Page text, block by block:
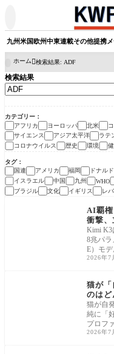
九州米国欧州中東連載その他提携
ホーム 検索結果: ADF
検索結果
カテゴリー
アフリカ
ヨーロッパ 北米
サイエンス
アジア太平洋 ラテ
コロナウイルス
歴史 環境
タグ
国連
アメリカ 福岡 ドナル
イスラエル
中国 九州 WHO
ブラジル
文化 イギリス レ
コラム
AI覇
衝撃、
Kimi K3
8兆パラ
E）モ
ェイト
2026年7
猫が「
のはど
猫が自
純に「
プロフ
③反応
2026年7